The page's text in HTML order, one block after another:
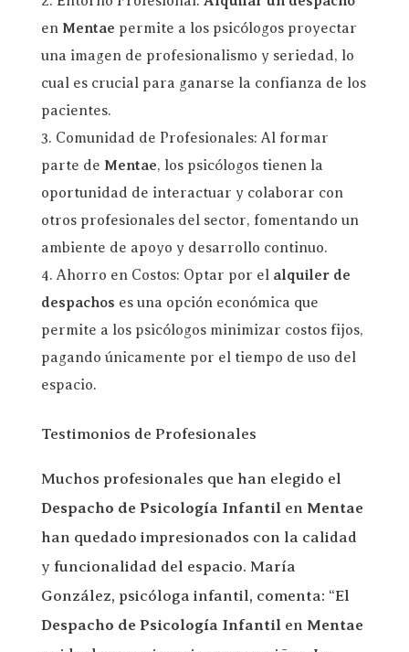
en Mentae permite a los psicólogos proyectar
una imagen de profesionalismo y seriedad, lo
cual es crucial para ganarse la confianza de los
pacientes.
Comunidad de Profesionales: Al formar
parte de Mentae, los psicólogos tienen la
oportunidad de interactuar y colaborar con
otros profesionales del sector, fomentando un
ambiente de apoyo y desarrollo continuo.
Ahorro en Costos: Optar por el alquiler de
despachos es una opción económica que
permite a los psicólogos minimizar costos fijos,
pagando únicamente por el tiempo de uso del
espacio.
Testimonios de Profesionales
Muchos profesionales que han elegido el
Despacho de Psicología Infantilen Mentae
han quedado impresionados con la calidad
y funcionalidad del espacio. María
González, psicóloga infantil, comenta: “El
Despacho de Psicología Infantilen Mentae